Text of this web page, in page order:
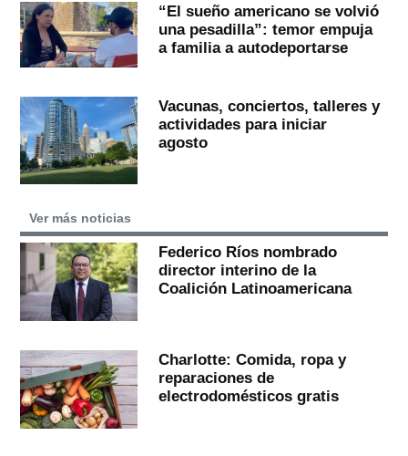
“El sueño americano se volvió
una pesadilla”: temor empuja
a familia a autodeportarse
Vacunas, conciertos, talleres y
actividades para iniciar
agosto
Ver más noticias
Federico Ríos nombrado
director interino de la
Coalición Latinoamericana
Charlotte: Comida, ropa y
reparaciones de
electrodomésticos gratis